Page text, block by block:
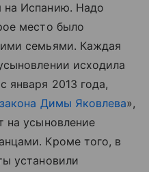
на Испанию. Надо
место было
семьями. Каждая
исходила
января 2013 года,
закона Димы Яковлева»,
на усыновление
Кроме того, в
установили